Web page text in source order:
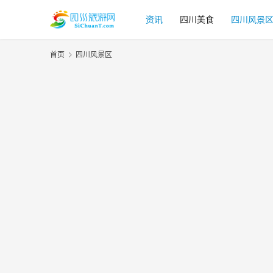
资讯 四川美食 四川风景区
首页 四川风景区